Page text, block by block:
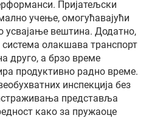
Пријатељски
учење, омогућавајући
усвајање вештина. Додатно,
система олакшава транспорт
друго, а брзо време
продуктивно радно време.
инспекција без
представља
како за пружаоце